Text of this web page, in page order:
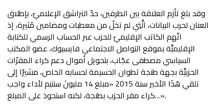
وقد بلغ تأزم العلاقة بين الطرفين، حدّ التراشق الإعلاميّ، بإطلاق
العنان لحرب البيانات، الَّتِي لم تخلُ من معطيات ومضامين مُثيرة، إذ
اتّهم الكاتب الإقليميّ للحزب عبر الحساب الرسمي للكتابة
الإقليميَّة بموقع التواصل الاجتماعي فايسبوك، عضو المكتب
السياسي مصطفى عجّاب، بتحويل أموال دعم كراء المقرّات
الحزبيَّة بجهة طنجة تطوان الحسيمة لحسابه الخاص، مشيرًا إلى
تلقي هَذَا الأخير سنة 2015 «مبلغ 14 مليونَ سنتيم لأداء واجب
كراء مقر الحزب بطنجة، لكنه استحوذ على المبلغ…».